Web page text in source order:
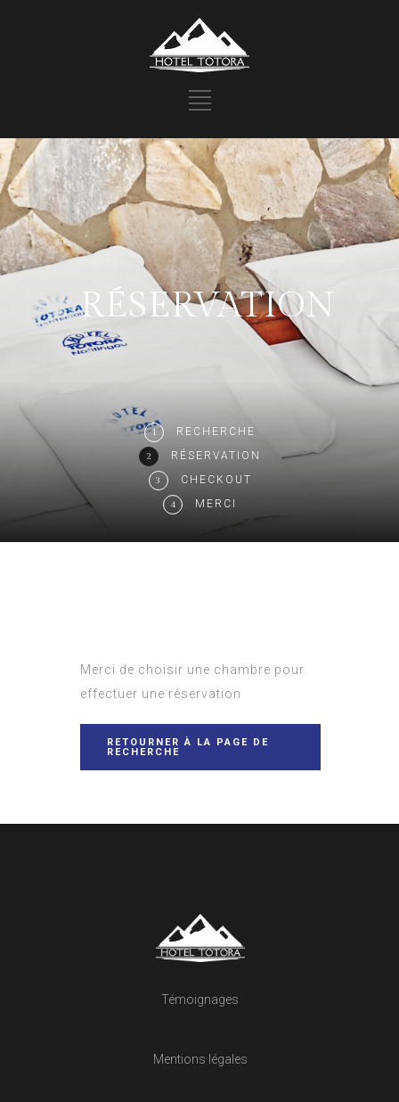
RÉSERVATION
1 RECHERCHE
2 RÉSERVATION
3 CHECKOUT
4 MERCI
Merci de choisir une chambre pour
effectuer une réservation
RETOURNER À LA PAGE DE
RECHERCHE
Témoignages
Mentions légales